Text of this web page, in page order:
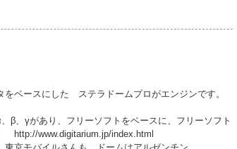
ベースにした ステラドームプロがエンジンです。
β、γがあり、フリーソフトをベースに、フリーソフト
http://www.digitarium.jp/index.html